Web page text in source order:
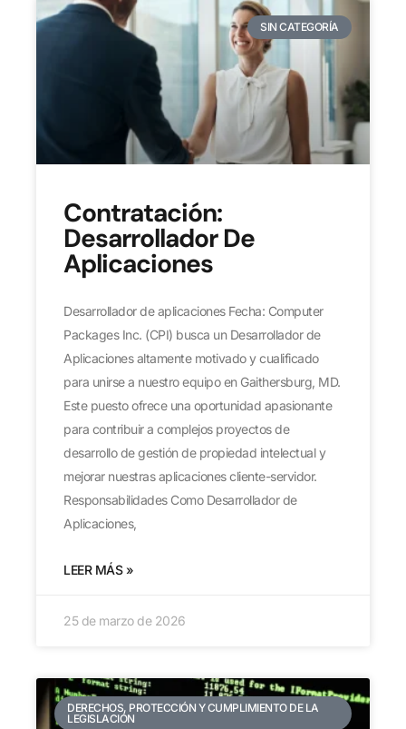
SIN CATEGORÍA
Contratación:
Desarrollador De
Aplicaciones
Desarrollador de aplicaciones Fecha: Computer
Packages Inc. (CPI) busca un Desarrollador de
Aplicaciones altamente motivado y cualificado
para unirse a nuestro equipo en Gaithersburg, MD.
Este puesto ofrece una oportunidad apasionante
para contribuir a complejos proyectos de
desarrollo de gestión de propiedad intelectual y
mejorar nuestras aplicaciones cliente-servidor.
Responsabilidades Como Desarrollador de
Aplicaciones,
LEER MÁS »
25 de marzo de 2026
DERECHOS, PROTECCIÓN Y CUMPLIMIENTO DE LA
LEGISLACIÓN